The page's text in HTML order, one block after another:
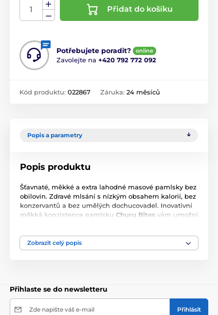
Přidat do košíku
Potřebujete poradit? online
Zavolejte na +420 792 772 092
Kód produktu: 022867 Záruka: 24 měsíců
Popis a parametry
Popis produktu
Šťavnaté, měkké a extra lahodné masové pamlsky bez
obilovin. Zdravé mlsání s nízkým obsahem kalorií, bez
konzervantů a bez umělých dochucovadel. Inovativní
měkká konzistence pamlsku Churu Bites vám umožní
Kočičí grain free pamlsky Churu Bites jsou navíc
pohotovostní doplnění tekutin a pro kočky které málo
pijí.
Zobrazit celý popis
Přihlaste se do newsletteru
Zde napište váš e-mail Přihlásit